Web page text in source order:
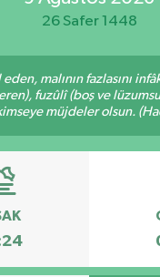
26 Safer 1448
malının fazlasını
fuzûlî (boş ve
müjdeler olsun.